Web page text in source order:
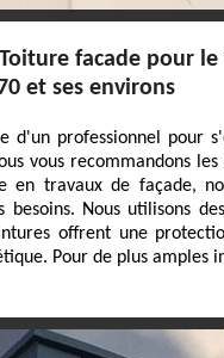
facade pour
et ses environs
d'un professionnel pour
vous recommandons
en travaux de façade,
besoins. Nous utilisons
offrent une
Pour de plus amples